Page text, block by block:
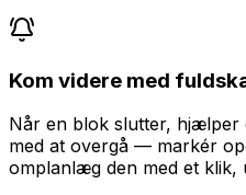
Kom videre med
Når en blok slutter,
med at overgå — markér
omplanlæg den med et klik,